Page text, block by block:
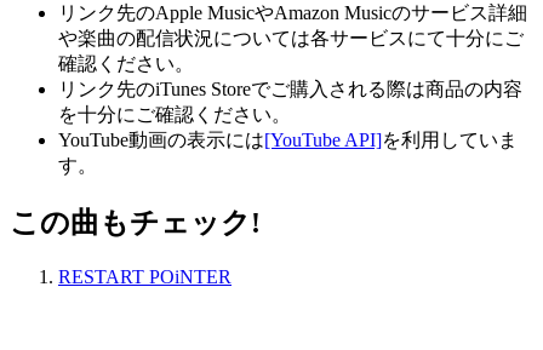
リンク先のApple MusicやAmazon Musicのサービス詳細
や楽曲の配信状況については各サービスにて十分にご
確認ください。
リンク先のiTunes Storeでご購入される際は商品の内容
を十分にご確認ください。
YouTube動画の表示には[YouTube API]を利用していま
す。
この曲もチェック!
RESTART POiNTER